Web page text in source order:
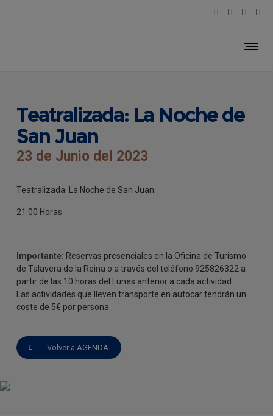
Teatralizada: La Noche de
San Juan
23 de Junio del 2023
Teatralizada: La Noche de San Juan
21:00 Horas
Importante: Reservas presenciales en la Oficina de Turismo
de Talavera de la Reina o a través del teléfono 925826322 a
partir de las 10 horas del Lunes anterior a cada actividad
Las actividades que lleven transporte en autocar tendrán un
coste de 5€ por persona
Volver a AGENDA